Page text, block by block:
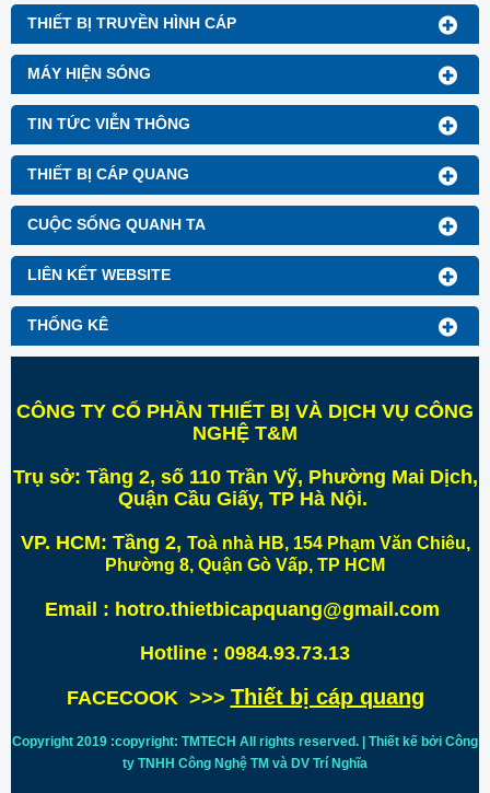
THIẾT BỊ TRUYỀN HÌNH CÁP
MÁY HIỆN SÓNG
TIN TỨC VIỄN THÔNG
THIẾT BỊ CÁP QUANG
CUỘC SỐNG QUANH TA
LIÊN KẾT WEBSITE
THỐNG KÊ
CÔNG TY CỔ PHẦN THIẾT BỊ VÀ DỊCH VỤ CÔNG
NGHỆ T&M
Trụ sở: Tầng 2, số 110 Trần Vỹ, Phường Mai Dịch,
Quận Cầu Giấy, TP Hà Nội.
VP. HCM: Tầng 2, Toà nhà HB, 154 Phạm Văn Chiêu,
Phường 8, Quận Gò Vấp, TP HCM
Email : hotro.thietbicapquang@gmail.com
Hotline : 0984.93.73.13
FACECOOK >>> Thiết bị cáp quang
Copyright 2019 :copyright: TMTECH All rights reserved. | Thiết kế bởi Công
ty TNHH Công Nghệ TM và DV Trí Nghĩa